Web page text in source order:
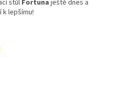
stůl Fortuna ještě dnes a
lepšímu!